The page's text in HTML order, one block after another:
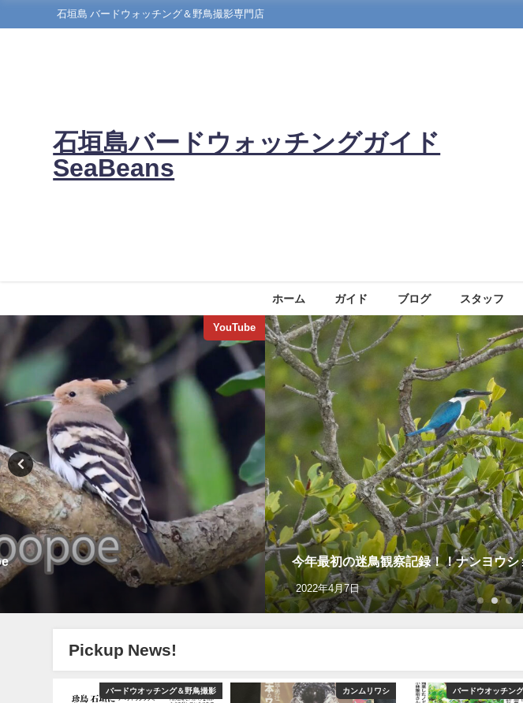
石垣島 バードウォッチング＆野鳥撮影専門店
石垣島バードウォッチングガイド
SeaBeans
ホーム ガイド ブログ スタッフ
YouTube
今年最初の迷鳥観察記録！！ナンヨウ
2022年4月7日
Pickup News!
バードウオッチング＆野鳥撮影 カンムリワシ バードウオッチン